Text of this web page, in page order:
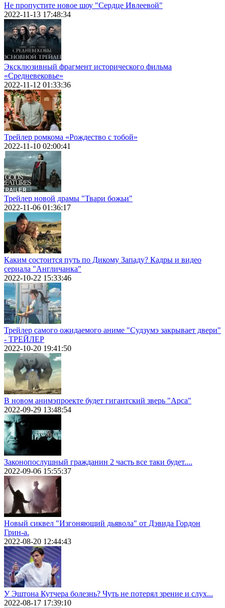
Не пропустите новое шоу "Сердце Ивлеевой"
2022-11-13 17:48:34
Эксклюзивный фрагмент исторического фильма
«Средневековье»
2022-11-12 01:33:36
Трейлер ромкома «Рождество с тобой»
2022-11-10 02:00:41
Трейлер новой драмы "Твари божьи"
2022-11-06 01:36:17
Каким состоится путь по Дикому Западу? Кадры и видео
сериала "Англичанка"
2022-10-22 15:33:46
Трейлер самого ожидаемого аниме "Судзумэ закрывает двери"
- ТРЕЙЛЕР
2022-10-20 19:41:50
В новом анимэпроекте будет гигантский зверь "Арса"
2022-09-29 13:48:54
Законопослушный гражданин 2 часть все таки будет....
2022-09-06 15:55:37
Новый сиквел "Изгоняющий дьявола" от Дэвида Гордон
Грин-а.
2022-08-20 12:44:43
У Эштона Кутчера болезнь? Чуть не потерял зрение и слух...
2022-08-17 17:39:10